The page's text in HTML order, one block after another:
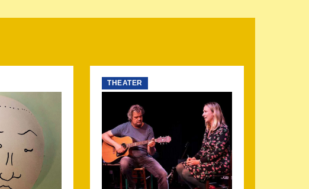
THEATER